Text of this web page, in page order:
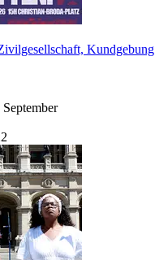
Kundgebung
September